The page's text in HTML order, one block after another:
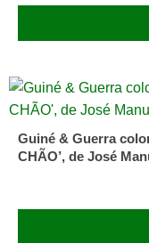
Guiné & Guerra
CHÃO’, de José